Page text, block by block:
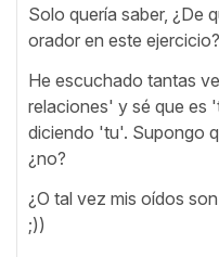
Solo quería saber, ¿De
orador en este ejercicio?
He escuchado tantas
relaciones' y sé que es
diciendo 'tu'. Supongo
¿no?
¿O tal vez mis oídos
;))